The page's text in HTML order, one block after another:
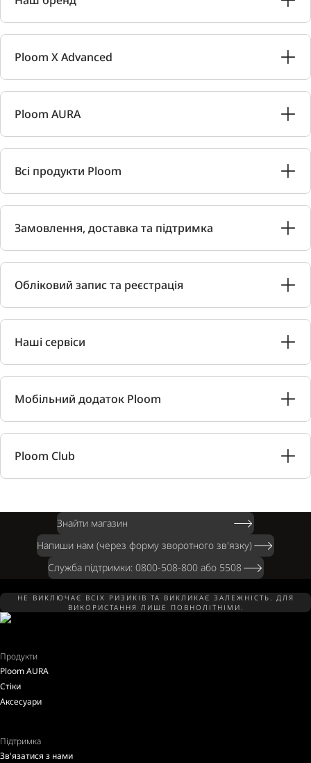
Ploom X Advanced
Ploom AURA
Всі продукти Ploom
Замовлення, доставка та підтримка
Обліковий запис та реєстрація
Наші сервіси
Мобільний додаток Ploom
Ploom Club
Знайти магазин
Напиши нам (через форму зворотного зв'язку)
Служба підтримки: 0800-508-800 або 5508
НЕ ВИКЛЮЧАЄ ВСІХ РИЗИКІВ ТА ВИКЛИКАЄ ЗАЛЕЖНІСТЬ. ДЛЯ
ВИКОРИСТАННЯ ЛИШЕ ПОВНОЛІТНІМИ.
Продукти
Ploom AURA
Стіки
Аксесуари
Підтримка
Зв'язатися з нами